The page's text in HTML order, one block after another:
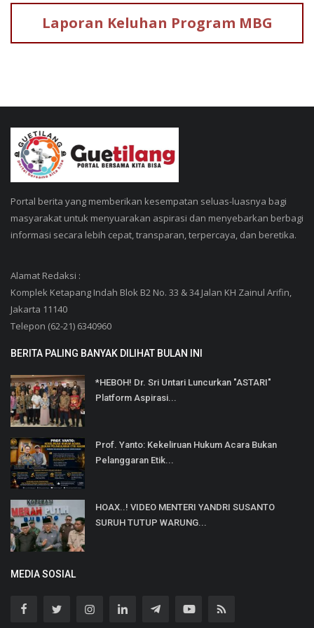
Laporan Keluhan Program MBG
Portal berita yang memberikan kesempatan seluas-luasnya bagi
masyarakat untuk menyuarakan aspirasi dan menyebarkan berbagi
informasi secara lebih cepat, transparan, terpercaya, dan beretika.
Alamat Redaksi :
Komplek Ketapang Indah Blok B2 No. 33 & 34 Jalan KH Zainul Arifin,
Jakarta 11140
Telepon (62-21) 6340960
BERITA PALING BANYAK DILIHAT BULAN INI
*HEBOH! Dr. Sri Untari Luncurkan "ASTARI"
Platform Aspirasi...
Prof. Yanto: Kekeliruan Hukum Acara Bukan
Pelanggaran Etik...
HOAX..! VIDEO MENTERI YANDRI SUSANTO
SURUH TUTUP WARUNG...
MEDIA SOSIAL